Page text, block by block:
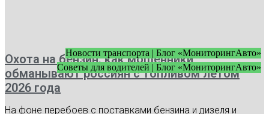
Новости транспорта | Блог «МониторингАвто»
Советы для водителей | Блог «МониторингАвто»
Охота на бензин: как мошенники
обманывают россиян с топливом летом
2026 года
На фоне перебоев с поставками бензина и дизеля и